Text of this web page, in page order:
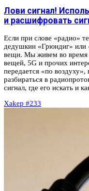
Лови сигнал!
и расшифровать
Если при слове «радио»
дедушкин «Грюндиг» или
вещи. Мы живем во время
вещей, 5G и прочих
передается «по
разбираться в
сигнал, где его искать и
Xakep #233